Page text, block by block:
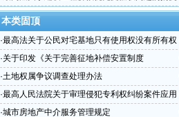
本类固顶
·最高法关于公民对宅基地只有使用权没有所有权
的批复
·关于印发《关于完善征地补偿安置制度
·土地权属争议调查处理办法
·最高人民法院关于审理侵犯专利权纠纷案件应用
法律若干问题的解释
·城市房地产中介服务管理规定